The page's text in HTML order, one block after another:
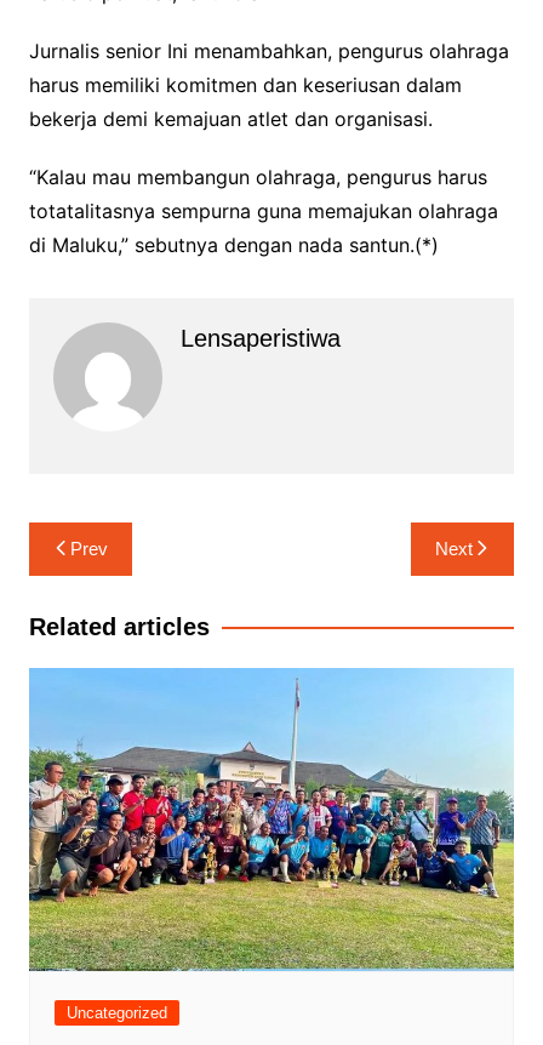
Jurnalis senior Ini menambahkan, pengurus olahraga
harus memiliki komitmen dan keseriusan dalam
bekerja demi kemajuan atlet dan organisasi.
“Kalau mau membangun olahraga, pengurus harus
totatalitasnya sempurna guna memajukan olahraga
di Maluku,” sebutnya dengan nada santun.(*)
Lensaperistiwa
Navigasi
pos
Prev Next
Related articles
Uncategorized